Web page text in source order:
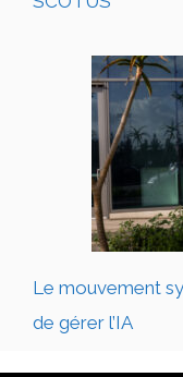
Le mouvement
de gérer l’IA